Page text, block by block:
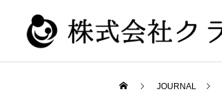
JOURNAL